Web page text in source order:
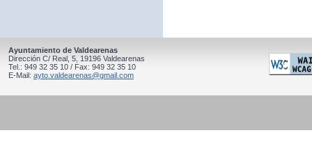
Ayuntamiento de Valdearenas
Dirección C/ Real, 5, 19196 Valdearenas
Tel.: 949 32 35 10 / Fax: 949 32 35 10
E-Mail: ayto.valdearenas@gmail.com